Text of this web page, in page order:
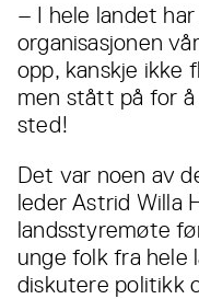
– I hele landet
organisasjonen
opp, kanskje ikke
men stått på for
sted!
Det var noen av
leder Astrid Willa
landsstyremøte
unge folk fra hele
diskutere politikk